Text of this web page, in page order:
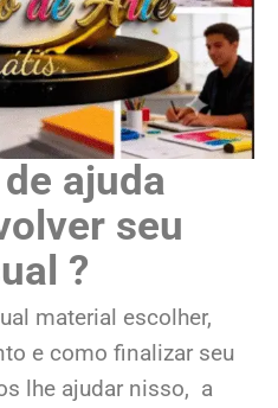
ajuda
seu
?
material escolher,
e como finalizar seu
lhe ajudar nisso, a